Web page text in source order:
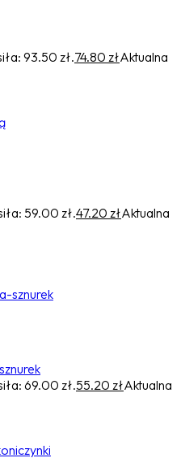
93.50 zł.74.80 złAktualna
59.00 zł.47.20 złAktualna
69.00 zł.55.20 złAktualna